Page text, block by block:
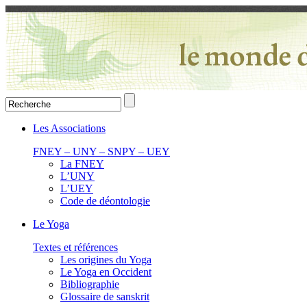
Les Associations
FNEY – UNY – SNPY – UEY
La FNEY
L’UNY
L’UEY
Code de déontologie
Le Yoga
Textes et références
Les origines du Yoga
Le Yoga en Occident
Bibliographie
Glossaire de sanskrit